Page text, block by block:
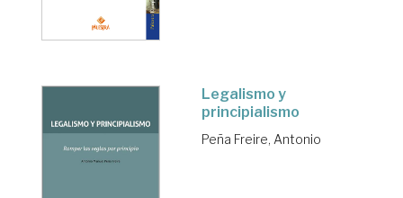
Legalismo y
principialismo
Peña Freire, Antonio